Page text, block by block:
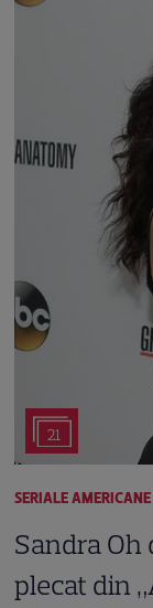
21
SERIALE AMERICANE
Sandra Oh
plecat din